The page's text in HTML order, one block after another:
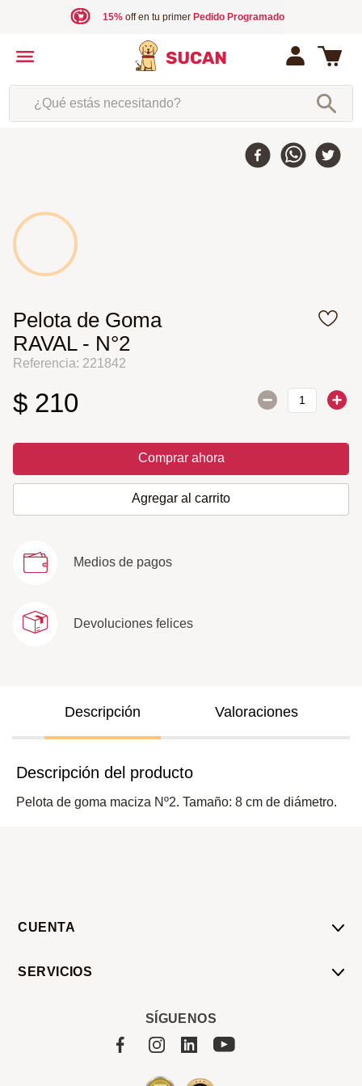
15%off en tu primer Pedido Programado
¿Qué estás necesitando?
Pelota de Goma
RAVAL - N°2
Referencia: 221842
$ 210
Comprar ahora
Agregar al carrito
Medios de pagos
Devoluciones felices
Descripción Valoraciones
Descripción del producto
Pelota de goma maciza Nº2. Tamaño: 8 cm de diámetro.
CUENTA
SERVICIOS
SÍGUENOS